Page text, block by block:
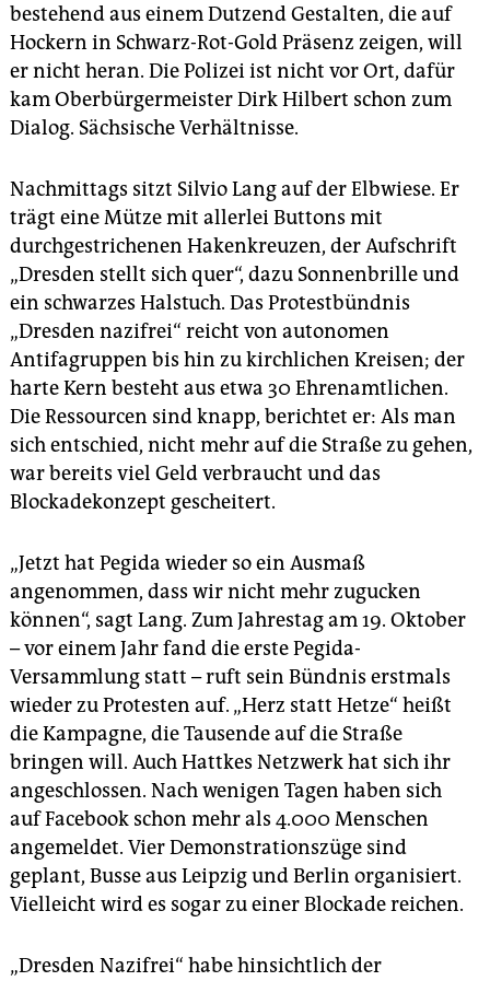
bestehend aus einem Dutzend Gestalten, die auf
Hockern in Schwarz-Rot-Gold Präsenz zeigen, will
er nicht heran. Die Polizei ist nicht vor Ort, dafür
kam Oberbürgermeister Dirk Hilbert schon zum
Dialog. Sächsische Verhältnisse.
Nachmittags sitzt Silvio Lang auf der Elbwiese. Er
trägt eine Mütze mit allerlei Buttons mit
durchgestrichenen Hakenkreuzen, der Aufschrift
„Dresden stellt sich quer“, dazu Sonnenbrille und
ein schwarzes Halstuch. Das Protestbündnis
„Dresden nazifrei“ reicht von autonomen
Antifagruppen bis hin zu kirchlichen Kreisen; der
harte Kern besteht aus etwa 30 Ehrenamtlichen.
Die Ressourcen sind knapp, berichtet er: Als man
sich entschied, nicht mehr auf die Straße zu gehen,
war bereits viel Geld verbraucht und das
Blockadekonzept gescheitert.
„Jetzt hat Pegida wieder so ein Ausmaß
angenommen, dass wir nicht mehr zugucken
können“, sagt Lang. Zum Jahrestag am 19. Oktober
– vor einem Jahr fand die erste Pegida-
Versammlung statt – ruft sein Bündnis erstmals
wieder zu Protesten auf. „Herz statt Hetze“ heißt
die Kampagne, die Tausende auf die Straße
bringen will. Auch Hattkes Netzwerk hat sich ihr
angeschlossen. Nach wenigen Tagen haben sich
auf Facebook schon mehr als 4.000 Menschen
angemeldet. Vier Demonstrationszüge sind
geplant, Busse aus Leipzig und Berlin organisiert.
Vielleicht wird es sogar zu einer Blockade reichen.
„Dresden Nazifrei“ habe hinsichtlich der